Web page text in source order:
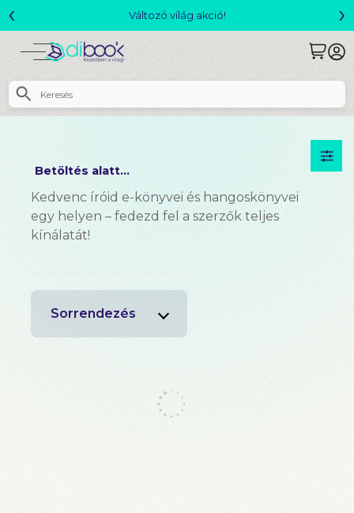
világ akció!
‹ ›
Betöltés alatt...
Kedvenc íróid e-könyvei és hangoskönyvei
egy helyen – fedezd fel a szerzők teljes
kínálatát!
Sorrendezés